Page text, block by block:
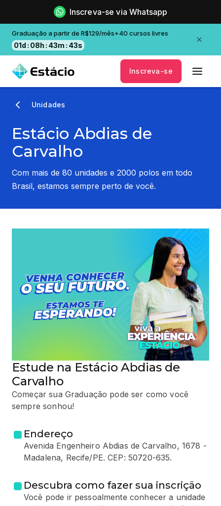
Inscreva-se via Whatsapp
Graduação a partir de R$129/mês+40 cursos livres
01d : 08h : 43m : 42s
Inscreva-se
Unidades
Estácio Abdias de
Carvalho
Com mais de 80 unidades e 2000 polos em todo
Brasil, estamos sempre perto de você.
Estude na Estácio Abdias de
Carvalho
Começar sua Graduação pode ser como você
sempre sonhou!
Endereço
Avenida Engenheiro Abdias de Carvalho, 1678 -
Madalena, Recife/PE. CEP: 50720-635.
Descubra como fazer sua inscrição
Você pode ir pessoalmente conhecer a unidade